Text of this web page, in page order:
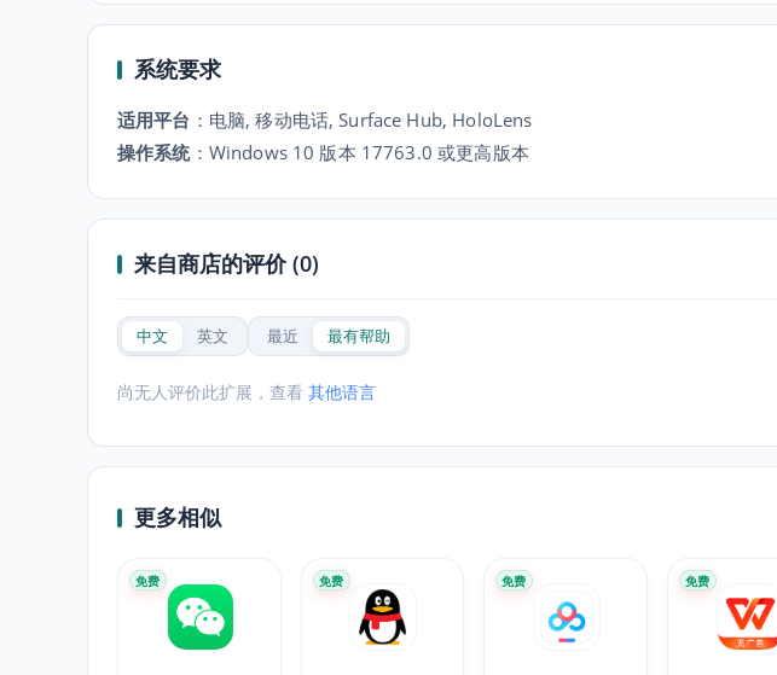
系统要求
适用平台 ： 电脑, 移动电话, Surface Hub, HoloLens
操作系统： Windows 10 版本 17763.0 或更高版本
来自商店的评价 (0)
中文 英文 最近 最有帮助
尚无人评价此扩展，查看 其他语言
更多相似
免费 免费 免费 免费